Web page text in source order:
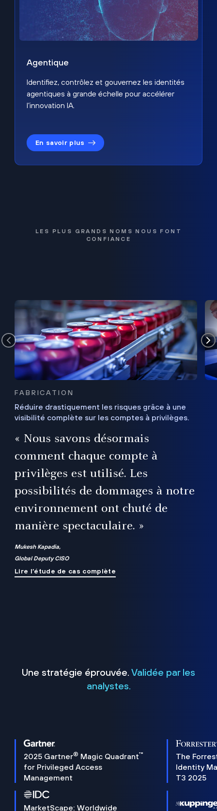
Agentique
Identifiez, contrôlez et gouvernez les identités
agentiques à grande échelle pour accélérer
l’innovation IA.
En savoir plus
LES PLUS GRANDS NOMS NOUS FONT
CONFIANCE
FABRICATION
Réduire drastiquement les risques grâce à une
visibilité complète sur les comptes à privilèges.
« Nous savons désormais
comment chaque compte à
privilèges est utilisé. Les
possibilités de dommages à notre
environnement ont chuté de
manière spectaculaire. »
Mukesh Kapadia,
Global Deputy CISO
Lire l’étude de cas complète
Une stratégie éprouvée. Validée par les
analystes.
2025 Gartner® Magic Quadrant™
for Privileged Access
Management
The
Identity
T3 2025
MarketScape: Worldwide